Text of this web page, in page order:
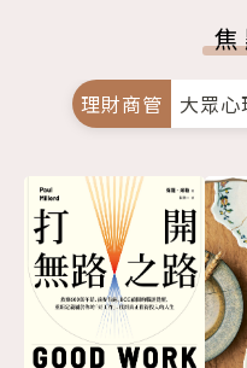
理財商管 大眾心